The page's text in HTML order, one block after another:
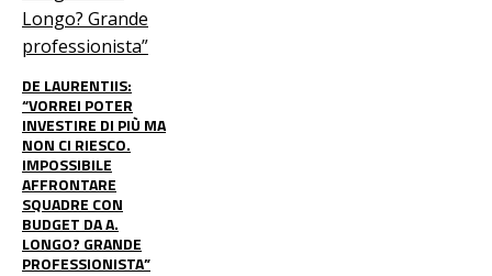
DE LAURENTIIS:
“VORREI POTER
INVESTIRE DI PIÙ MA
NON CI RIESCO.
IMPOSSIBILE
AFFRONTARE
SQUADRE CON
BUDGET DA A.
LONGO? GRANDE
PROFESSIONISTA”